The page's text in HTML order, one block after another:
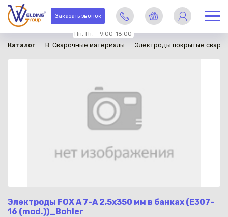
Заказать звонок
Пн.-Пт. – 9:00-18:00
Каталог B. Сварочные материалы Электроды покрытые
Электроды FOX A 7-A 2,5х350 мм в банках (E307-
16 (mod.))_Bohler
в наличии